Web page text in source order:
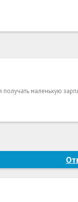
получать маленькую